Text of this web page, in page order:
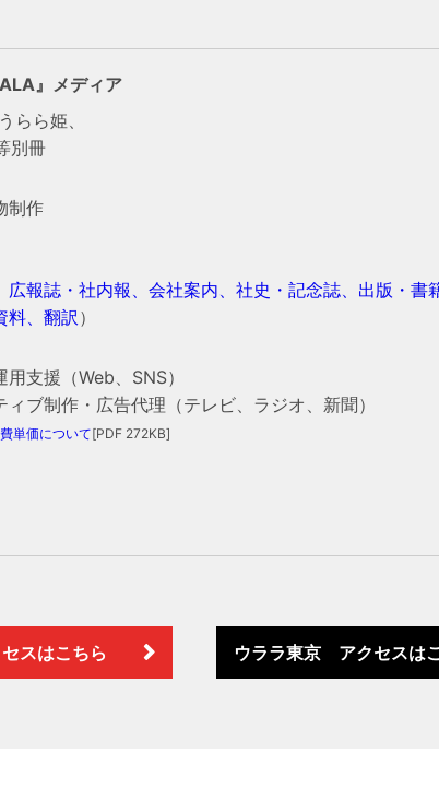
』メディア
らら姫、
別冊
制作
広報誌・社内報、会社案内、社史・記念誌、出版・
料、翻訳 ）
支援（Web、SNS）
ブ制作・広告代理（テレビ、ラジオ、新聞）
単価について[PDF 272KB]
スはこちら ウララ東京 アクセスは